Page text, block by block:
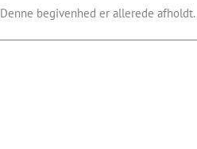
Denne begivenhed er allerede afholdt.